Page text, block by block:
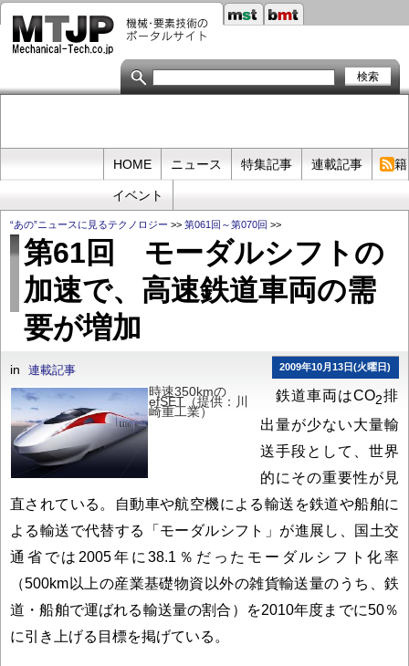
メ
イ
テ
HOME ニュース 特集記事 連載記事 書
イベント
“あの”ニュースに見るテクノロジー >> 第061回～第070回 >>
第61回 モーダルシフトの
加速で、高速鉄道車両の需
要が増加
2009年10月13日(火曜日)
in 連載記事
時速350kmの
efSET（提供：川
崎重工業）
鉄道車両はCO2排
出量が少ない大量輸
送手段として、世界
的にその重要性が見
直されている。自動車や航空機による輸送を鉄道や船舶に
よる輸送で代替する「モーダルシフト」が進展し、国土交
通省では2005年に38.1％だったモーダルシフト化率
（500km以上の産業基礎物資以外の雑貨輸送量のうち、鉄
道・船舶で運ばれる輸送量の割合）を2010年度までに50％
に引き上げる目標を掲げている。